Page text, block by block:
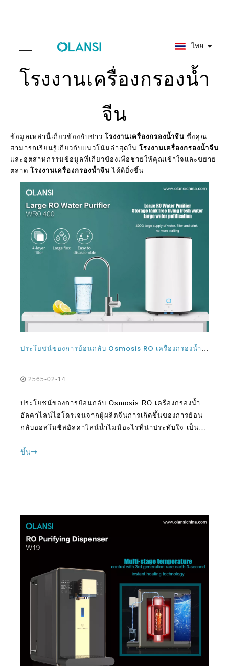
ไทย
โรงงานเครื่องกรองน้ำ
จีน
ข้อมูลเหล่านี้เกี่ยวข้องกับข่าว โรงงานเครื่องกรองน้ำจีน ซึ่งคุณ
สามารถเรียนรู้เกี่ยวกับแนวโน้มล่าสุดใน โรงงานเครื่องกรองน้ำจีน
และอุตสาหกรรมข้อมูลที่เกี่ยวข้องเพื่อช่วยให้คุณเข้าใจและขยาย
ตลาด โรงงานเครื่องกรองน้ำจีน ได้ดียิ่งขึ้น
ประโยชน์ของการย้อนกลับ Osmosis RO เครื่องกรองน้ำอัลคาไลน์ไฮโดรเจนจากผู้ผลิตจีน
2565-02-14
ประโยชน์ของการย้อนกลับ Osmosis RO เครื่องกรองน้ำ
อัลคาไลน์ไฮโดรเจนจากผู้ผลิตจีนการเกิดขึ้นของการย้อน
กลับออสโมซิสอัลคาไลน์น้ำไม่มีอะไรที่น่าประทับใจ เป็น
ชีวิตของพวกเขาและช่วยให้พวกเขามีสุขภาพที่ดี
ขึ้น